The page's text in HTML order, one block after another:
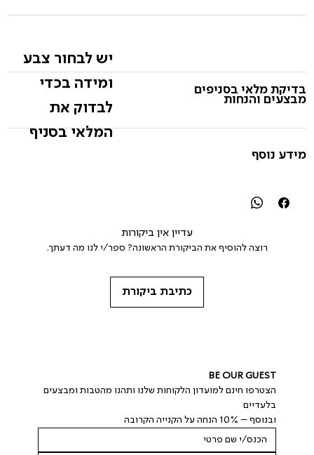
יש לבחור צבע
ומידה בכדי
לבדוק את
המלאי בסניף
בדיקת מלאי בסניפים
מבצעים והנחות
מידע נוסף
עדיין אין ביקורות
רוצה להוסיף את הביקורת הראשונה? ספר/י לנו מה דעתך.
כתיבת ביקורת
BE OUR GUEST
הצטרפו חינם למועדון הלקוחות שלנו ותהנו מהטבות ומבצעים
בלעדיים
ובנוסף – 10% הנחה על הקנייה הקרובה